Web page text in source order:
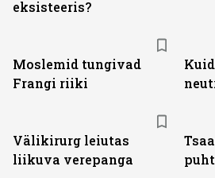
eksisteeris?
Moslemid tungivad
Frangi riiki
Välikirurg leiutas
liikuva verepanga